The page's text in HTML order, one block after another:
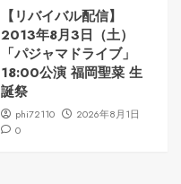
【リバイバル配信】
2013年8月3日（土）
「パジャマドライブ」
18:00公演 福岡聖菜 生
誕祭
phi72110
2026年8月1日
0